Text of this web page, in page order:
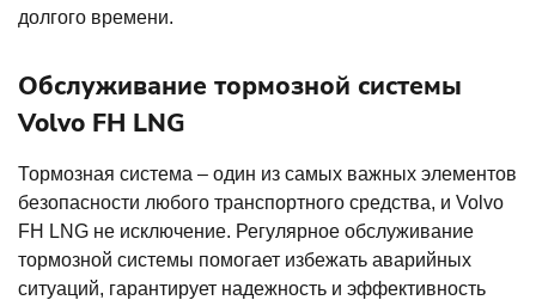
долгого времени.
Обслуживание тормозной системы
Volvo FH LNG
Тормозная система – один из самых важных элементов
безопасности любого транспортного средства, и Volvo
FH LNG не исключение. Регулярное обслуживание
тормозной системы помогает избежать аварийных
ситуаций, гарантирует надежность и эффективность